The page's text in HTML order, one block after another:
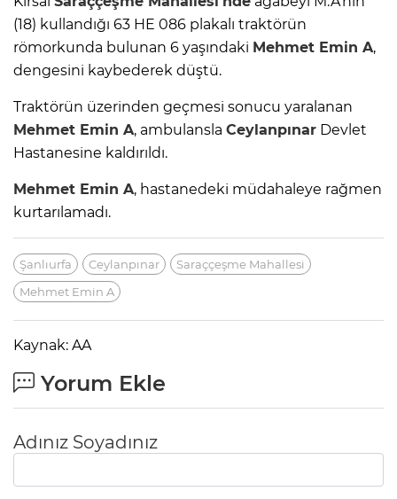
(18) kullandığı 63 HE 086 plakalı traktörün
römorkunda bulunan 6 yaşındaki Mehmet Emin A,
dengesini kaybederek düştü.
Traktörün üzerinden geçmesi sonucu yaralanan
Mehmet Emin A, ambulansla Ceylanpınar Devlet
Hastanesine kaldırıldı.
Mehmet Emin A, hastanedeki müdahaleye rağmen
kurtarılamadı.
Şanlıurfa Ceylanpınar
Saraççeşme Mahallesi
Mehmet Emin A
Kaynak: AA
Yorum Ekle
Adınız Soyadınız